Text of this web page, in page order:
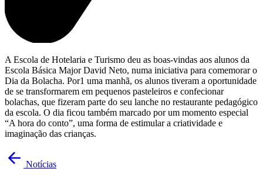
A Escola de Hotelaria e Turismo deu as boas-vindas aos alunos da
Escola Básica Major David Neto, numa iniciativa para comemorar o
Dia da Bolacha. Por1 uma manhã, os alunos tiveram a oportunidade
de se transformarem em pequenos pasteleiros e confecionar
bolachas, que fizeram parte do seu lanche no restaurante pedagógico
da escola. O dia ficou também marcado por um momento especial
“A hora do conto”, uma forma de estimular a criatividade e
imaginação das crianças.
Notícias